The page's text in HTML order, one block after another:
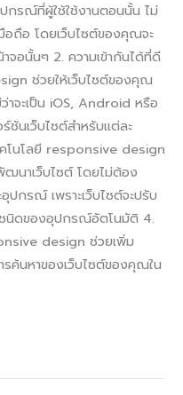
กรณ์ที่ผู้ใช้ใช้งานตอนนั้น ไม่
อถือ โดยเว็บไซต์ของคุณจะ
จอนั้นๆ 2. ความเข้ากันได้ที่ดี
ช่วยให้เว็บไซต์ของคุณ
าจะเป็น iOS, Android หรือ
ชันเว็บไซต์สำหรับแต่ละ
โนโลยี responsive design
ฒนาเว็บไซต์ โดยไม่ต้อง
ปกรณ์ เพราะเว็บไซต์จะปรับ
ชนิดของอุปกรณ์อัตโนมัติ 4.
design ช่วยเพิ่ม
ค้นหาของเว็บไซต์ของคุณใน